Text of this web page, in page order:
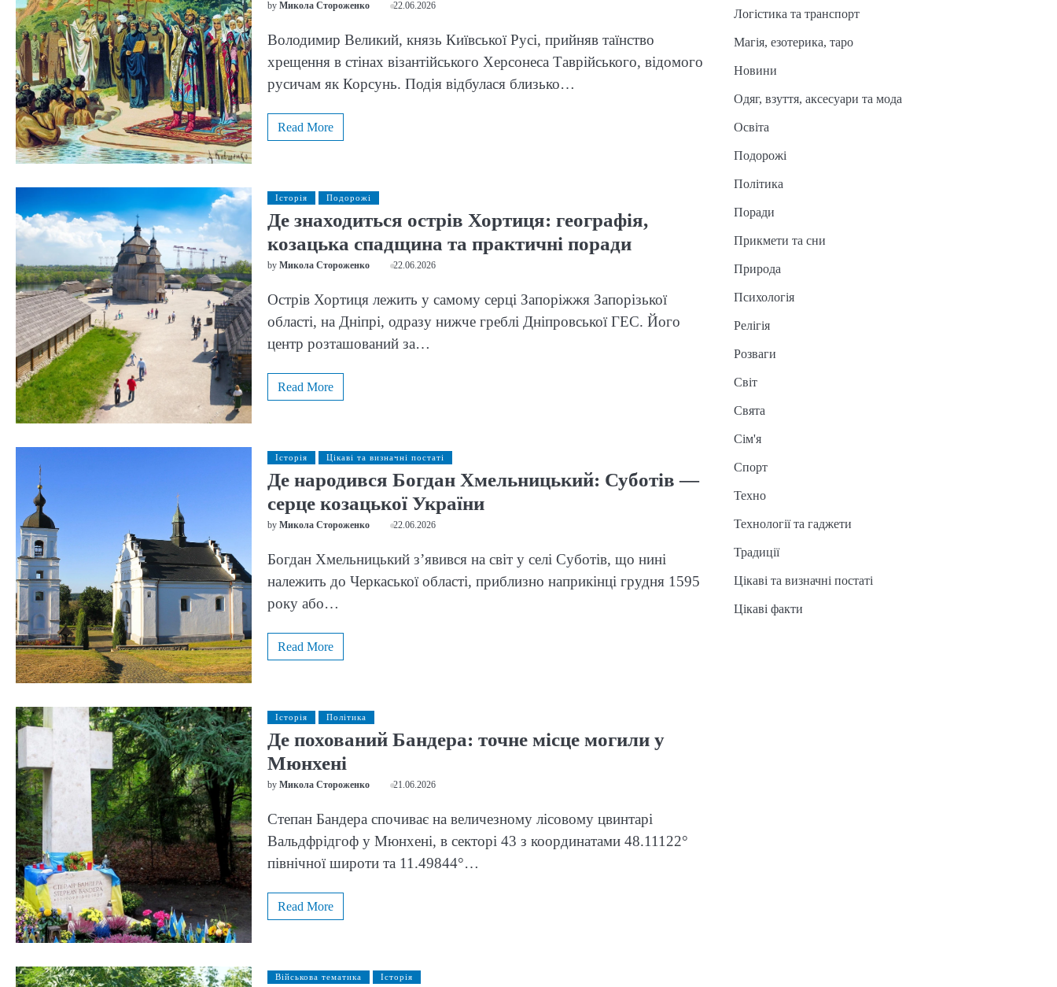
by Микола Стороженко 22.06.2026
Володимир Великий, князь Київської Русі, прийняв таїнство
хрещення в стінах візантійського Херсонеса Таврійського, відомого
русичам як Корсунь. Подія відбулася близько…
Read More
Історія Подорожі
Де знаходиться острів Хортиця: географія,
козацька спадщина та практичні поради
by Микола Стороженко 22.06.2026
Острів Хортиця лежить у самому серці Запоріжжя Запорізької
області, на Дніпрі, одразу нижче греблі Дніпровської ГЕС. Його
центр розташований за…
Read More
Історія Цікаві та визначні постаті
Де народився Богдан Хмельницький: Суботів —
серце козацької України
by Микола Стороженко 22.06.2026
Богдан Хмельницький з’явився на світ у селі Суботів, що нині
належить до Черкаської області, приблизно наприкінці грудня 1595
року або…
Read More
Історія Політика
Де похований Бандера: точне місце могили у
Мюнхені
by Микола Стороженко 21.06.2026
Степан Бандера спочиває на величезному лісовому цвинтарі
Вальдфрідгоф у Мюнхені, в секторі 43 з координатами 48.11122°
північної широти та 11.49844°…
Read More
Військова тематика Історія
Логістика та транспорт
Магія, езотерика, таро
Новини
Одяг, взуття, аксесуари та мода
Освіта
Подорожі
Політика
Поради
Прикмети та сни
Природа
Психологія
Релігія
Розваги
Світ
Свята
Сім'я
Спорт
Техно
Технології та гаджети
Традиції
Цікаві та визначні постаті
Цікаві факти